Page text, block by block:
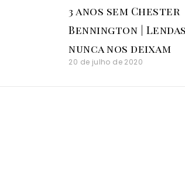
3 anos sem Chester
Bennington | Lendas
nunca nos deixam
20 de julho de 2020